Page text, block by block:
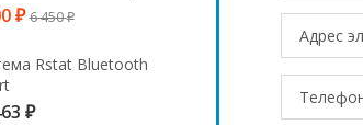
₽ 6 450₽
Rstat Bluetooth
₽